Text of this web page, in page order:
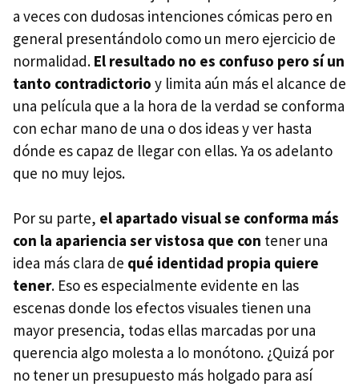
a veces con dudosas intenciones cómicas pero en
general presentándolo como un mero ejercicio de
normalidad. El resultado no es confuso pero sí un
tanto contradictorio y limita aún más el alcance de
una película que a la hora de la verdad se conforma
con echar mano de una o dos ideas y ver hasta
dónde es capaz de llegar con ellas. Ya os adelanto
que no muy lejos.
Por su parte, el apartado visual se conforma más
con la apariencia ser vistosa que con tener una
idea más clara de qué identidad propia quiere
tener. Eso es especialmente evidente en las
escenas donde los efectos visuales tienen una
mayor presencia, todas ellas marcadas por una
querencia algo molesta a lo monótono. ¿Quizá por
no tener un presupuesto más holgado para así